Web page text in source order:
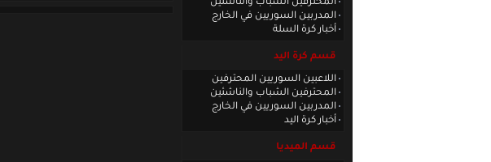
المحترفين الشباب والناشئين
المدربين السوريين في الخارج
أخبار كرة السلة
قسم كرة اليد
اللاعبين السوريين المحترفين
المحترفين الشباب والناشئين
المدربين السوريين في الخارج
أخبار كرة اليد
قسم الميديا